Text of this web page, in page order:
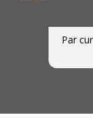
Par